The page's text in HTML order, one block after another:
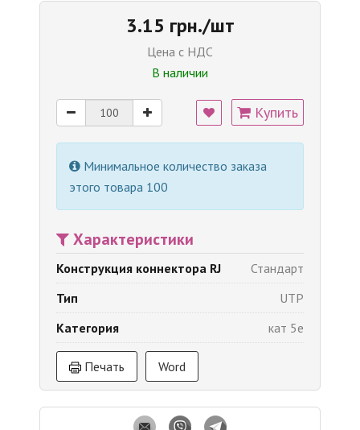
3.15 грн./шт
Цена с НДС
В наличии
Купить
Минимальное количество заказа
этого товара 100
Характеристики
Конструкция коннектора RJ
Стандарт
Тип
UTP
Категория
кат 5е
Печать Word